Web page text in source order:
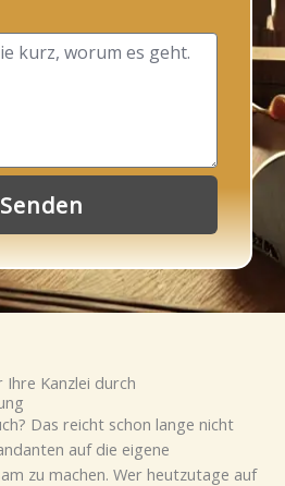
Senden
Kanzlei durch
Das reicht schon lange nicht
auf die eigene
zu machen. Wer heutzutage auf